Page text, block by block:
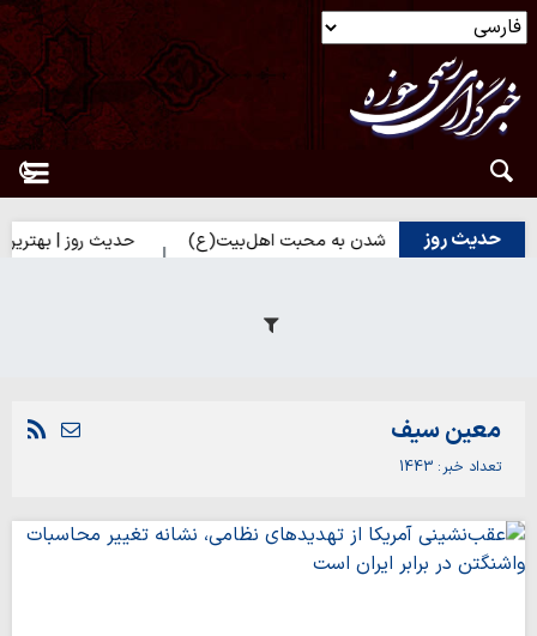
حدیث روز
| راه نزدیک شدن به محبت اهل‌بیت(ع) حدیث روز | بهترین سرمایه
معین سیف
تعداد خبر 1443